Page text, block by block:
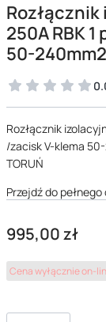
250A RBK
50-
Rozłącznik
/zacisk V-klema
TORUŃ
Przejdź do pełnego
Cena
995,00 zł
Cena wyłącznie on-